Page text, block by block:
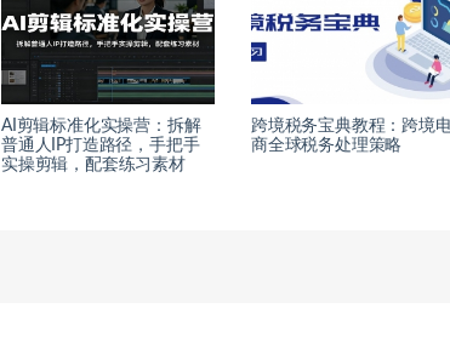
AI剪辑标准化实操营：拆解
普通人IP打造路径，手把手
实操剪辑，配套练习素材
跨境税务宝典教程：跨境
商全球税务处理策略